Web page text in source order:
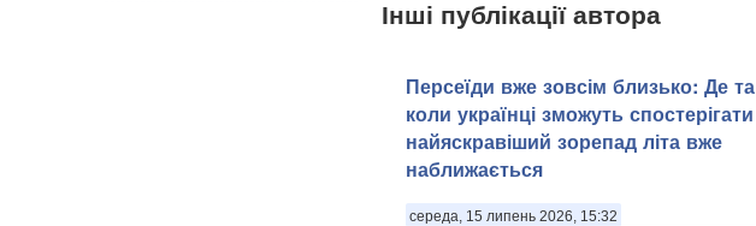
Інші публікації автора
Персеїди вже зовсім близько: Де та
коли українці зможуть спостерігати
найяскравіший зорепад літа вже
наближається
середа, 15 липень 2026, 15:32